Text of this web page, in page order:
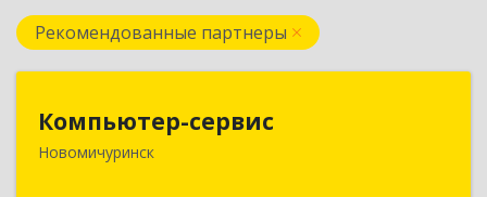
Рекомендованные партнеры
Компьютер-сервис
Новомичуринск391160, Рязанская обл, Пронский р-н,